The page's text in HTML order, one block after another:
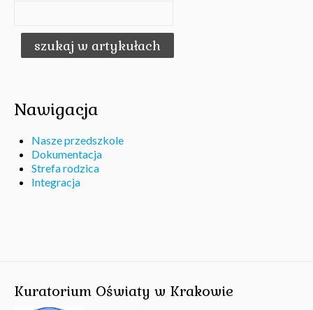
Nawigacja
Nasze przedszkole
Dokumentacja
Strefa rodzica
Integracja
Kuratorium Oświaty w Krakowie